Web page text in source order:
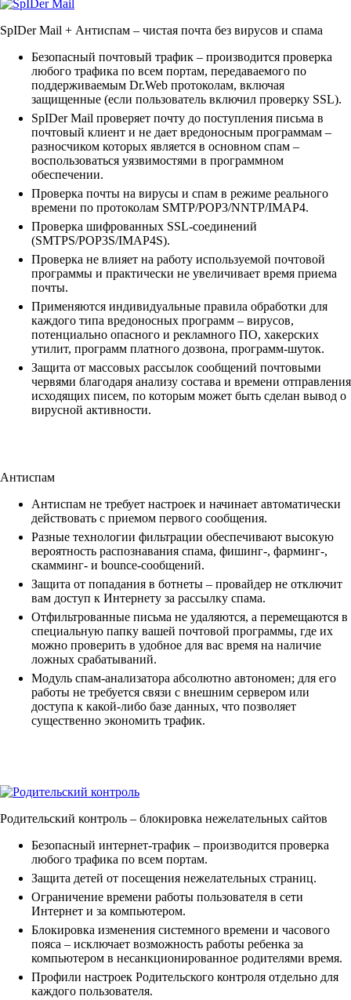
SpIDer Mail + Антиспам – чистая почта без вирусов и спама
Безопасный почтовый трафик – производится проверка
любого трафика по всем портам, передаваемого по
поддерживаемым Dr.Web протоколам, включая
защищенные (если пользователь включил проверку SSL).
SpIDer Mail проверяет почту до поступления письма в
почтовый клиент и не дает вредоносным программам –
разносчиком которых является в основном спам –
воспользоваться уязвимостями в программном
обеспечении.
Проверка почты на вирусы и спам в режиме реального
времени по протоколам SMTP/POP3/NNTP/IMAP4.
Проверка шифрованных SSL-соединений
(SMTPS/POP3S/IMAP4S).
Проверка не влияет на работу используемой почтовой
программы и практически не увеличивает время приема
почты.
Применяются индивидуальные правила обработки для
каждого типа вредоносных программ – вирусов,
потенциально опасного и рекламного ПО, хакерских
утилит, программ платного дозвона, программ-шуток.
Защита от массовых рассылок сообщений почтовыми
червями благодаря анализу состава и времени отправления
исходящих писем, по которым может быть сделан вывод о
вирусной активности.
Антиспам
Антиспам не требует настроек и начинает автоматически
действовать с приемом первого сообщения.
Разные технологии фильтрации обеспечивают высокую
вероятность распознавания спама, фишинг-, фарминг-,
скамминг- и bounce-сообщений.
Защита от попадания в ботнеты – провайдер не отключит
вам доступ к Интернету за рассылку спама.
Отфильтрованные письма не удаляются, а перемещаются в
специальную папку вашей почтовой программы, где их
можно проверить в удобное для вас время на наличие
ложных срабатываний.
Модуль спам-анализатора абсолютно автономен; для его
работы не требуется связи с внешним сервером или
доступа к какой-либо базе данных, что позволяет
существенно экономить трафик.
Родительский контроль – блокировка нежелательных сайтов
Безопасный интернет-трафик – производится проверка
любого трафика по всем портам.
Защита детей от посещения нежелательных страниц.
Ограничение времени работы пользователя в сети
Интернет и за компьютером.
Блокировка изменения системного времени и часового
пояса – исключает возможность работы ребенка за
компьютером в несанкционированное родителями время.
Профили настроек Родительского контроля отдельно для
каждого пользователя.